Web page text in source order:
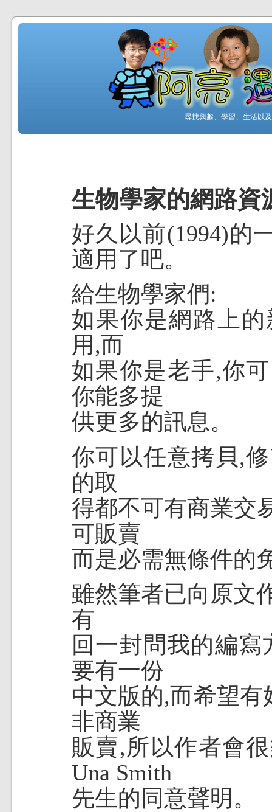
尋找興趣、學習、生活以
生物學家的網路資
好久以前(1994)的
適用了吧。
給生物學家們:
如果你是網路上
用,而
如果你是老手,你
你能多提
供更多的訊息。
你可以任意拷貝,
的取
得都不可有商業交
可販賣
而是必需無條件的
雖然筆者已向原文
有
回一封問我的編
要有一份
中文版的,而希望
非商業
販賣,所以作者會
Una Smith
先生的同意聲明。